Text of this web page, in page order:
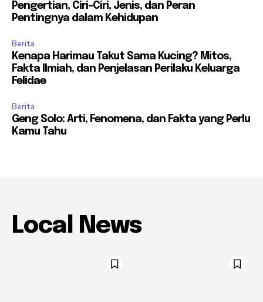
Pengertian, Ciri-Ciri, Jenis, dan Peran
Pentingnya dalam Kehidupan
Berita
Kenapa Harimau Takut Sama Kucing? Mitos,
Fakta Ilmiah, dan Penjelasan Perilaku Keluarga
Felidae
Berita
Geng Solo: Arti, Fenomena, dan Fakta yang Perlu
Kamu Tahu
Local News